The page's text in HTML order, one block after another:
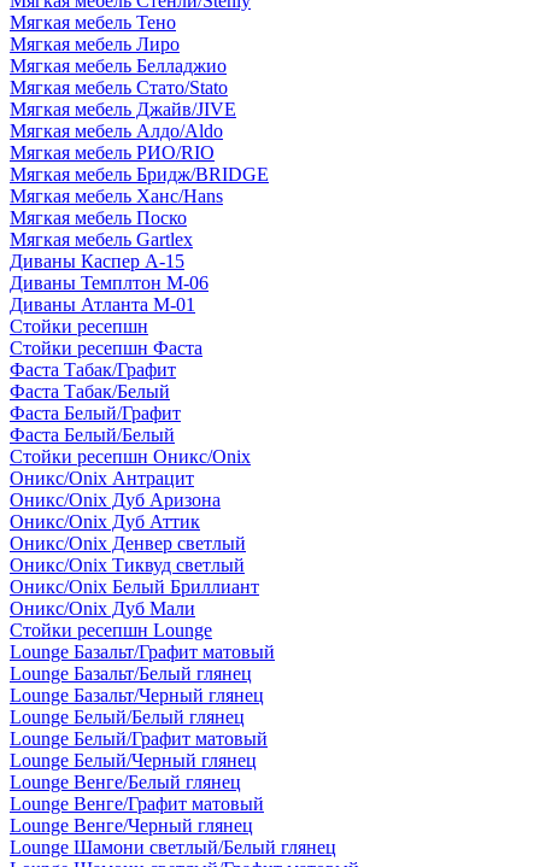
Мягкая мебель Тено
Мягкая мебель Лиро
Мягкая мебель Белладжио
Мягкая мебель Стато/Stato
Мягкая мебель Джайв/JIVE
Мягкая мебель Алдо/Aldo
Мягкая мебель РИО/RIO
Мягкая мебель Бридж/BRIDGE
Мягкая мебель Ханс/Hans
Мягкая мебель Поско
Мягкая мебель Gartlex
Диваны Каспер А-15
Диваны Темплтон М-06
Диваны Атланта М-01
Стойки ресепшн
Стойки ресепшн Фаста
Фаста Табак/Графит
Фаста Табак/Белый
Фаста Белый/Графит
Фаста Белый/Белый
Стойки ресепшн Оникс/Onix
Оникс/Onix Антрацит
Оникс/Onix Дуб Аризона
Оникс/Onix Дуб Аттик
Оникс/Onix Денвер светлый
Оникс/Onix Тиквуд светлый
Оникс/Onix Белый Бриллиант
Оникс/Onix Дуб Мали
Стойки ресепшн Lounge
Lounge Базальт/Графит матовый
Lounge Базальт/Белый глянец
Lounge Базальт/Черный глянец
Lounge Белый/Белый глянец
Lounge Белый/Графит матовый
Lounge Белый/Черный глянец
Lounge Венге/Белый глянец
Lounge Венге/Графит матовый
Lounge Венге/Черный глянец
Lounge Шамони светлый/Белый глянец